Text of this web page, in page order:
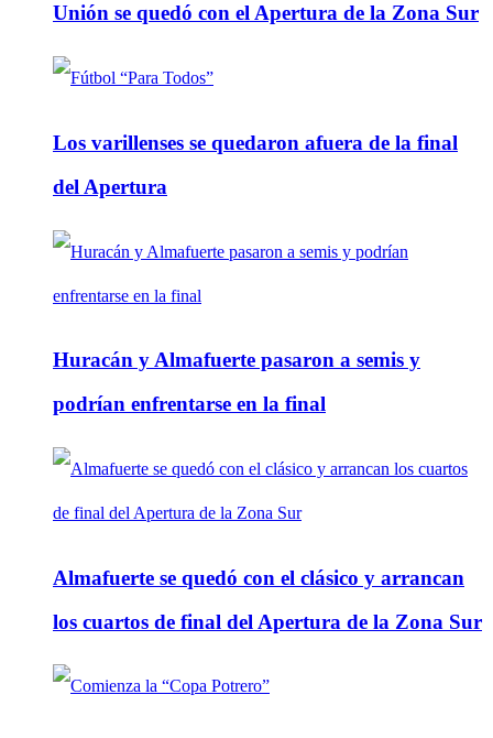
Unión se quedó con el Apertura de la Zona Sur
Los varillenses se quedaron afuera de la final
del Apertura
Huracán y Almafuerte pasaron a semis y
podrían enfrentarse en la final
Almafuerte se quedó con el clásico y arrancan
los cuartos de final del Apertura de la Zona Sur